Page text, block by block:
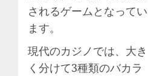
されるゲームとなってい
ます。
現代のカジノでは、大き
く分けて3種類のバカラ